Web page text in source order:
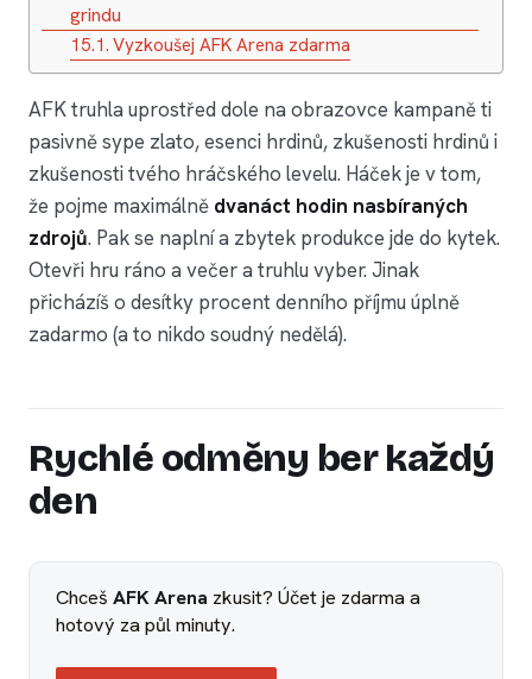
grindu
Vyzkoušej AFK Arena zdarma
AFK truhla uprostřed dole na obrazovce kampaně ti
pasivně sype zlato, esenci hrdinů, zkušenosti hrdinů i
zkušenosti tvého hráčského levelu. Háček je v tom,
že pojme maximálně dvanáct hodin nasbíraných
zdrojů. Pak se naplní a zbytek produkce jde do kytek.
Otevři hru ráno a večer a truhlu vyber. Jinak
přicházíš o desítky procent denního příjmu úplně
zadarmo (a to nikdo soudný nedělá).
Rychlé odměny ber každý
den
Chceš AFK Arena zkusit? Účet je zdarma a
hotový za půl minuty.